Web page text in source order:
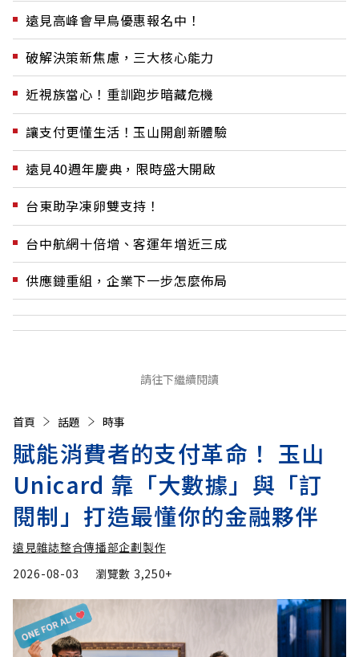
遠見高峰會早鳥優惠報名中！
破解決策新焦慮，三大核心能力
近視族當心！重訓跑步暗藏危機
讓支付更懂生活！玉山開創新體驗
遠見40週年慶典，限時盛大開啟
台東助孕凍卵雙支持！
台中航網十倍增、客運年增近三成
供應鏈重組，企業下一步怎麼佈局
請往下繼續閱讀
首頁 話題 時事
賦能消費者的支付革命！ 玉山
Unicard 靠「大數據」與「訂
閱制」打造最懂你的金融夥伴
遠見雜誌整合傳播部企劃製作
2026-08-03
瀏覽數 3,250+